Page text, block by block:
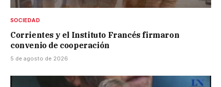
SOCIEDAD
Corrientes y el Instituto Francés firmaron
convenio de cooperación
5 de agosto de 2026